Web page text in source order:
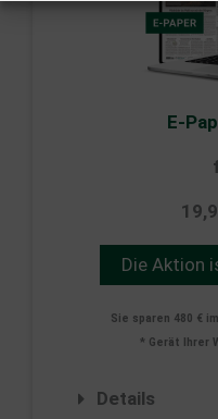
E-
Die Aktion
Sie sparen 480 €
* Gerät Ihrer
Details